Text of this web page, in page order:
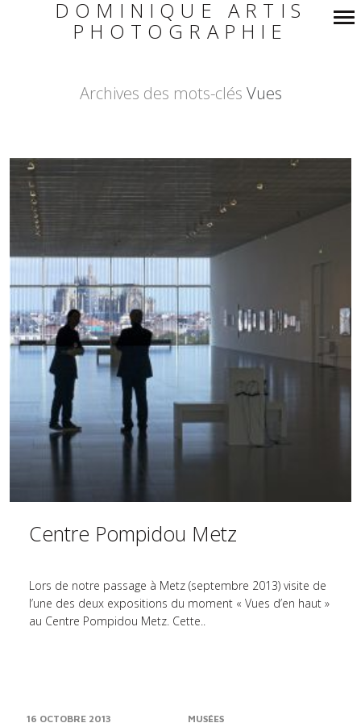
Navigation
DOMINIQUE ARTIS
PHOTOGRAPHIE
Archives des mots-clés Vues
Centre Pompidou Metz
Lors de notre passage à Metz (septembre 2013) visite de
l’une des deux expositions du moment « Vues d’en haut »
au Centre Pompidou Metz. Cette..
16 OCTOBRE 2013 MUSÉES